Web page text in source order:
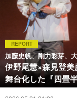
REPORT
加藤史帆、剛力彩芽、
伊野尾慧×森見登
舞台化した『四畳